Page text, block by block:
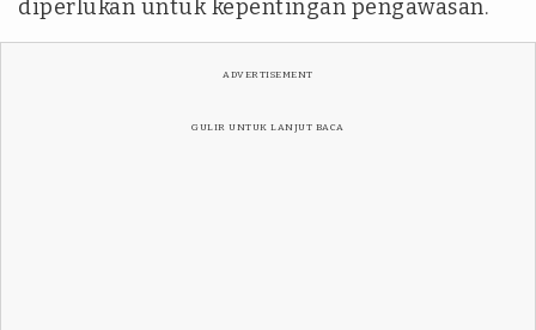
diperlukan untuk kepentingan pengawasan.
ADVERTISEMENT
GULIR UNTUK LANJUT BACA